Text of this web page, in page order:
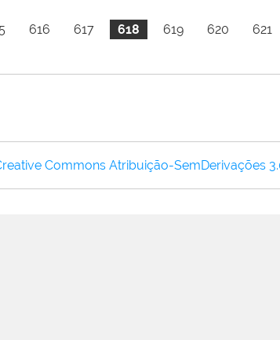
616 617 618 619 620 621
Commons Atribuição-SemDerivações